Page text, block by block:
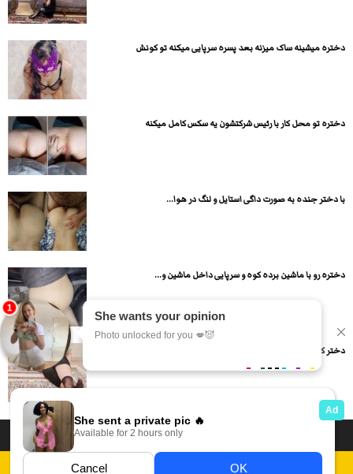
دختره میشینه ساک میزنه بعد پسره سرپایی میکنه تو کونش
دختره تو محل کار با رئیس شرکتشون یه سکس کامل میکنه
با دختر جنده به صورت داگی استایل و لنگ در هوا...
دختره رو با ماشین برده کوه و سرپایی داخل ماشین و...
دختر کون گنده رو لخت میکنه و به صورت داگی استایل...
دسته بندی فیلم های سکسی داستان سکسی ایرانی